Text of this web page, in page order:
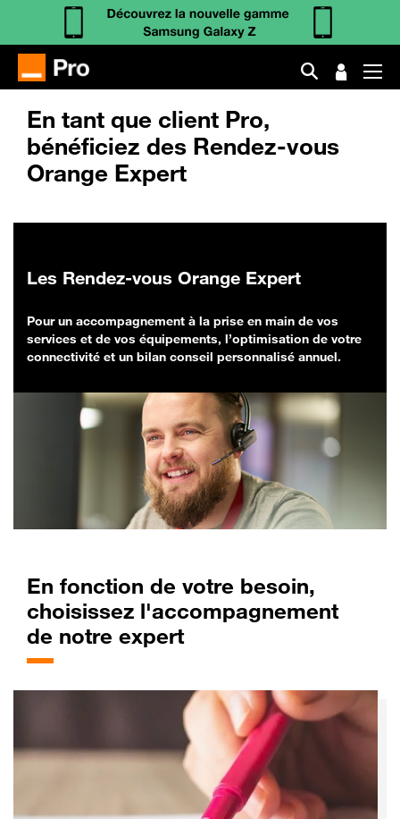
En tant que client Pro,
bénéficiez des Rendez-vous
Orange Expert
Les Rendez-vous Orange Expert
Pour un accompagnement à la prise en main de vos
services et de vos équipements, l’optimisation de votre
connectivité et un bilan conseil personnalisé annuel.
En fonction de votre besoin,
choisissez l'accompagnement
de notre expert